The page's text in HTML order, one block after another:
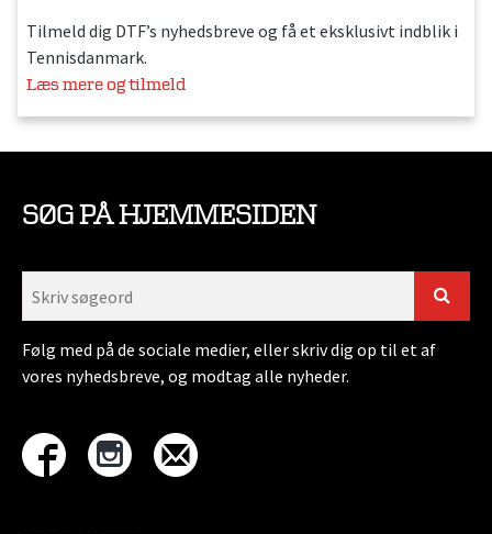
Tilmeld dig DTF’s nyhedsbreve og få et eksklusivt indblik i
Tennisdanmark.
Læs mere og tilmeld
SØG PÅ HJEMMESIDEN
Følg med på de sociale medier, eller skriv dig op til et af
vores nyhedsbreve, og modtag alle nyheder.